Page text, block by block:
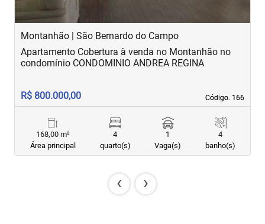
Montanhão | São Bernardo do Campo
Código. 166
Código. 166
Apartamento Cobertura à venda no Montanhão no
condomínio CONDOMINIO ANDREA REGINA
R$ 800.000,00
168,00 m²
Área principal
4
quarto(s)
1
Vaga(s)
4
banho(s)
‹ ›